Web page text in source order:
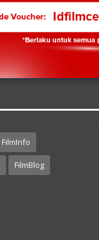
FilmInfo
FilmBlog